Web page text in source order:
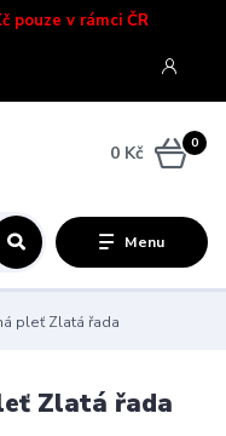
pouze v rámci ČR
Menu
0
0 Kč
pleť Zlatá řada
Zlatá řada